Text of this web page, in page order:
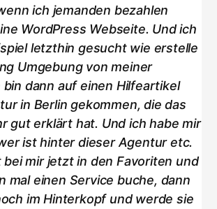
ich jemanden bezahlen
WordPress Webseite. Und ich
letzthin gesucht wie erstelle
Umgebung von meiner
bin dann auf einen Hilfeartikel
in Berlin gekommen, die das
gut erklärt hat. Und ich habe mir
ist hinter dieser Agentur etc.
mir jetzt in den Favoriten und
mal einen Service buche, dann
im Hinterkopf und werde sie